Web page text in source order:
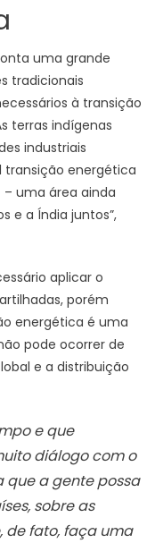
uma grande
tradicionais
à transição
terras indígenas
industriais
transição energética
– uma área ainda
e a Índia juntos”,
aplicar o
porém
energética é uma
pode ocorrer de
e a distribuição
e que
diálogo com o
a gente possa
sobre as
de fato, faça uma